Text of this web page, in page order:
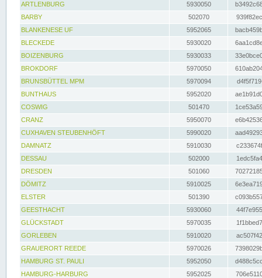
ARTLENBURG
5930050
BARBY
502070
BLANKENESE UF
5952065
BLECKEDE
5930020
BOIZENBURG
5930033
BROKDORF
5970050
BRUNSBÜTTEL MPM
5970094
BUNTHAUS
5952020
COSWIG
501470
CRANZ
5950070
CUXHAVEN STEUBENHÖFT
5990020
DAMNATZ
5910030
DESSAU
502000
DRESDEN
501060
DÖMITZ
5910025
ELSTER
501390
GEESTHACHT
5930060
GLÜCKSTADT
5970035
GORLEBEN
5910020
GRAUERORT REEDE
5970026
HAMBURG ST. PAULI
5952050
HAMBURG-HARBURG
5952025